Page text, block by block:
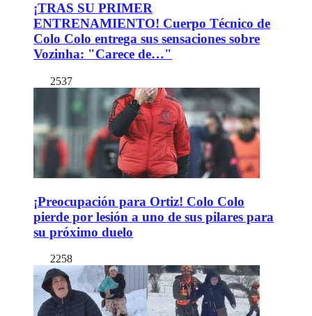
¡TRAS SU PRIMER
ENTRENAMIENTO! Cuerpo Técnico de
Colo Colo entrega sus sensaciones sobre
Vozinha: "Carece de…"
2537
¡Preocupación para Ortiz! Colo Colo
pierde por lesión a uno de sus pilares para
su próximo duelo
2258